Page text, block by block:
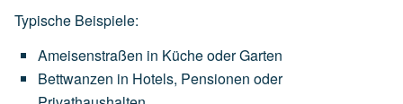
Typische Beispiele:
Ameisenstraßen in KücheoderGarten
Bettwanzen in Hotels, Pensionen oder